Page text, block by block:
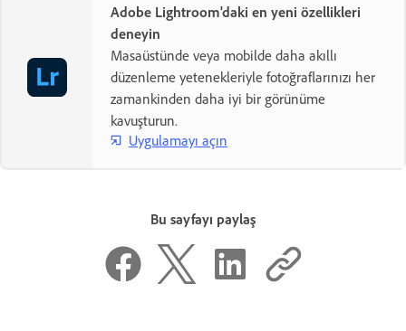
Adobe Lightroom'daki en yeni özellikleri
deneyin
Masaüstünde veya mobilde daha akıllı
düzenleme yetenekleriyle fotoğraflarınızı her
zamankinden daha iyi bir görünüme
kavuşturun.
Uygulamayı açın
Bu sayfayı paylaş